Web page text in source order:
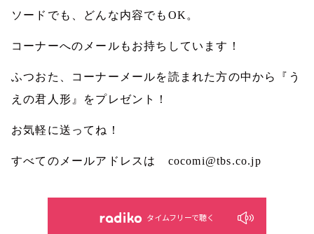
ソードでも、どんな内容でも OK 。
コーナーへのメールもお持ちしています！
ふつおた、コーナーメールを読まれた方の中から『う
えの君人形』をプレゼント！
お気軽に送ってね！
すべてのメールアドレスは cocomi@tbs.co.jp
タイムフリーで聴く